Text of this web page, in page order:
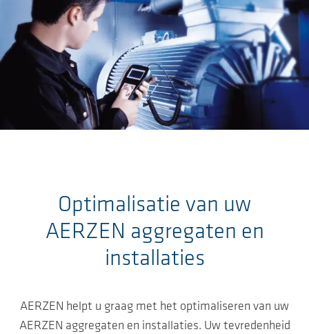
Optimalisatie van uw
AERZEN aggregaten en
installaties
AERZEN helpt u graag met het optimaliseren van uw
AERZEN aggregaten en installaties. Uw tevredenheid